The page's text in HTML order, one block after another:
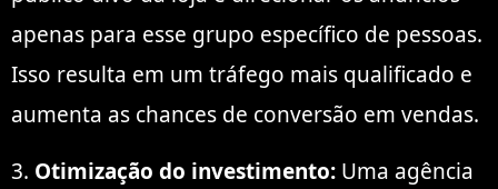
apenas para esse grupo específico de pessoas.
Isso resulta em um tráfego mais qualificado e
aumenta as chances de conversão em vendas.
3. Otimização do investimento: Uma agência